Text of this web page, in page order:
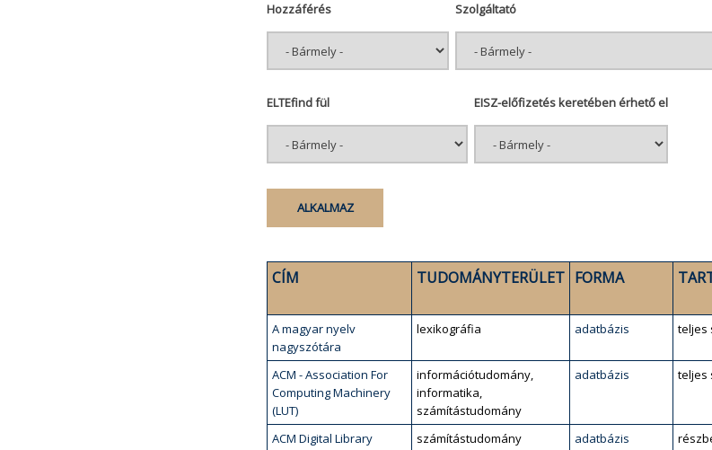
Hozzáférés Szolgáltató
ELTEfind fül EISZ-előfizetés keretében érhető el
CÍM TUDOMÁNYTERÜLET FORMA
A magyar nyelv
nagyszótára
lexikográfia adatbázis teljes
ACM - Association For
Computing Machinery
(LUT)
információtudomány,
informatika,
számítástudomány
adatbázis teljes
ACM Digital Library
számítástudomány adatbázis